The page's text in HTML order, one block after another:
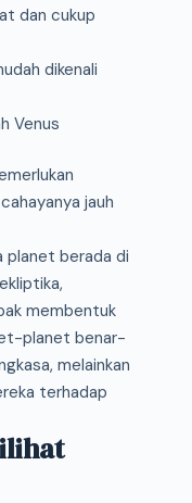
dan cukup
dikenali
Venus
jauh
planet berada di
membentuk
planet benar-
melainkan
terhadap